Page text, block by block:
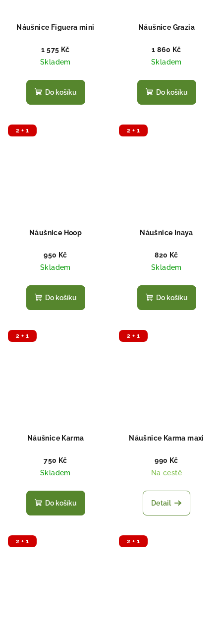
Náušnice Figuera mini
1 575 Kč
Skladem
Do košíku
Náušnice Grazia
1 860 Kč
Skladem
Do košíku
2 + 1
Náušnice Hoop
950 Kč
Skladem
Do košíku
2 + 1
Náušnice Inaya
820 Kč
Skladem
Do košíku
2 + 1
Náušnice Karma
750 Kč
Skladem
Do košíku
2 + 1
Náušnice Karma maxi
990 Kč
Na cestě
Detail
2 + 1 2 + 1